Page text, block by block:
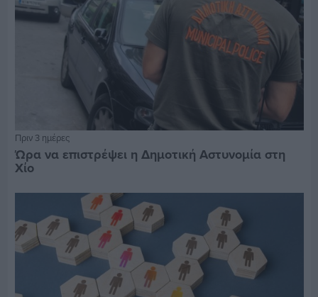
Πριν 3 ημέρες
Ώρα να επιστρέψει η Δημοτική Αστυνομία στη
Χίο